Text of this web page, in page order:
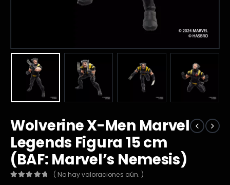
Wolverine X-Men Marvel
Legends Figura 15 cm
(BAF: Marvel’s Nemesis)
( No hay valoraciones aún. )